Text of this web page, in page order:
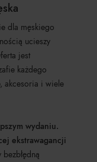
dla męskiego
ucieszy
jest
każdego
akcesoria i wiele
wydaniu.
ekstrawagancji